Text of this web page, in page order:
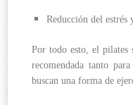
Reducción del
Por todo esto, el pilates
recomendada tanto
buscan una forma de